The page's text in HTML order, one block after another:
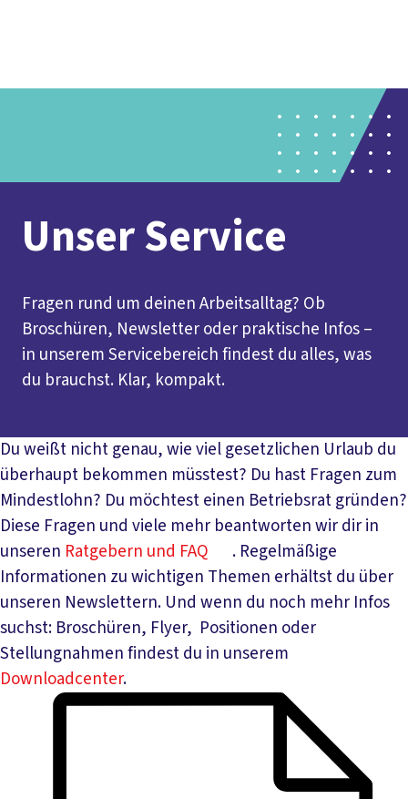
Mitmachen
Unser Service
Fragen rund um deinen Arbeitsalltag? Ob
Broschüren, Newsletter oder praktische Infos –
in unserem Servicebereich findest du alles, was
du brauchst. Klar, kompakt.
Du weißt nicht genau, wie viel gesetzlichen Urlaub du
überhaupt bekommen müsstest? Du hast Fragen zum
Mindestlohn? Du möchtest einen Betriebsrat gründen?
Diese Fragen und viele mehr beantworten wir dir in
unseren Ratgebern und FAQ
. Regelmäßige
Informationen zu wichtigen Themen erhältst du über
unseren Newslettern. Und wenn du noch mehr Infos
suchst: Broschüren, Flyer, Positionen oder
Stellungnahmen findest du in unserem
Downloadcenter.